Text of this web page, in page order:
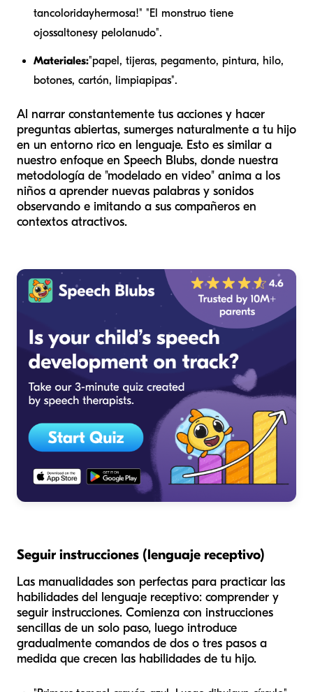
tancoloridayhermosa!" "El monstruo tiene
ojossaltonesy pelo lanudo".
Materiales:"papel, tijeras, pegamento, pintura, hilo,
botones, cartón, limpiapipas".
Al narrar constantemente tus acciones y hacer
preguntas abiertas, sumerges naturalmente a tu hijo
en un entorno rico en lenguaje. Esto es similar a
nuestro enfoque en Speech Blubs, donde nuestra
metodología de "modelado en video" anima a los
niños a aprender nuevas palabras y sonidos
observando e imitando a sus compañeros en
contextos atractivos.
Seguir instrucciones (lenguaje receptivo)
Las manualidades son perfectas para practicar las
habilidades del lenguaje receptivo: comprender y
seguir instrucciones. Comienza con instrucciones
sencillas de un solo paso, luego introduce
gradualmente comandos de dos o tres pasos a
medida que crecen las habilidades de tu hijo.